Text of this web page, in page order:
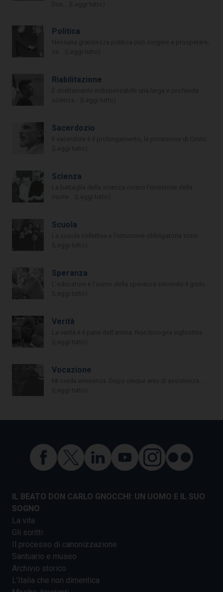
Politica
Riabilitazione
Sacerdozio
Scienza
Scuola
Speranza
Verità
Vocazione
IL BEATO DON CARLO GNOCCHI: UN UOMO E IL SUO
SOGNO
La vita
Gli scritti
Il processo di canonizzazione
Santuario e museo
Archivio storico
L'Italia che non dimentica